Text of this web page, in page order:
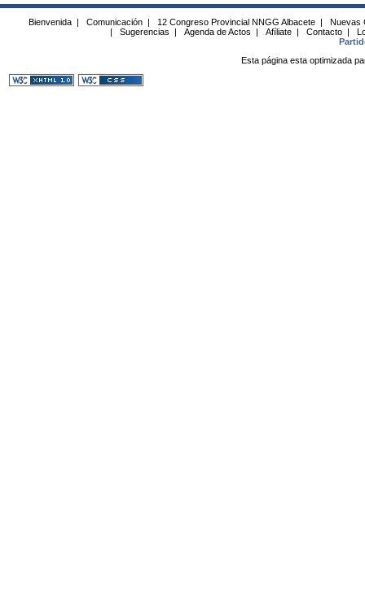
Bienvenida | Comunicación | 12 Congreso Provincial NNGG Albacete |
Nuevas
|
Sugerencias | Agenda de Actos | Afíliate | Contacto |
Esta página esta optimizada